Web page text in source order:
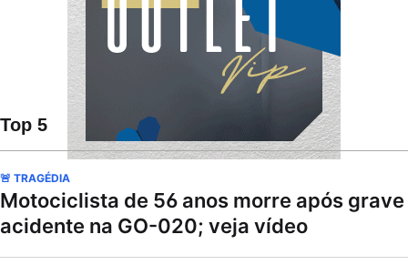
Top 5
🚨 TRAGÉDIA
Motociclista de 56 anos morre após grave
acidente na GO-020; veja vídeo